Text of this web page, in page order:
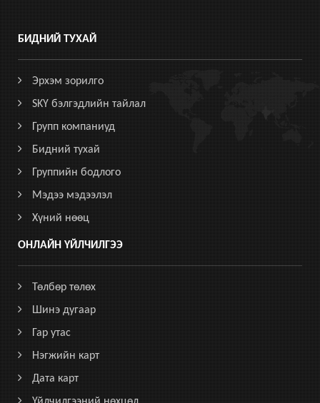
БИДНИЙ ТУХАЙ
Эрхэм зорилго
SKY бэлгэдлийн тайлал
Групп компаниуд
Бидний тухай
Группийн бодлого
Мэдээ мэдээлэл
Хүний нөөц
ОНЛАЙН ҮЙЛЧИЛГЭЭ
Төлбөр төлөх
Шинэ дугаар
Гар утас
Нэгжийн карт
Дата карт